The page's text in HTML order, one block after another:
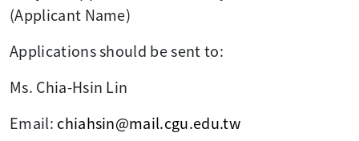
(Applicant Name)
Applications should be sent to:
Ms. Chia-Hsin Lin
Email: chiahsin@mail.cgu.edu.tw